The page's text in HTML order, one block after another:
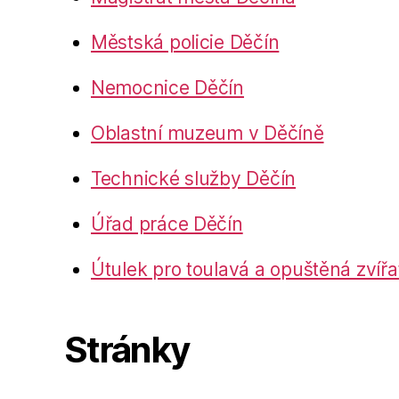
Městská policie Děčín
Nemocnice Děčín
Oblastní muzeum v Děčíně
Technické služby Děčín
Úřad práce Děčín
Útulek pro toulavá a opuštěná
Stránky